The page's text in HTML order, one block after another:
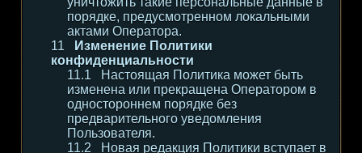
порядке, предусмотренном локальными
актами Оператора.
Изменение Политики
конфиденциальности
Настоящая Политика может быть
изменена или прекращена Оператором в
одностороннем порядке без
предварительного уведомления
Пользователя.
Новая редакция Политики вступает в